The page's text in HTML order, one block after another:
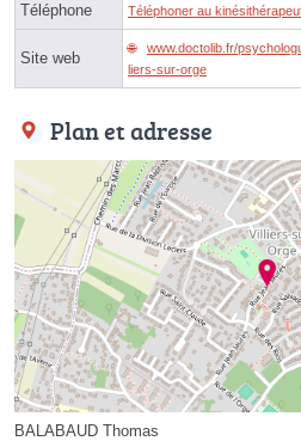
Téléphone Téléphoner au
Site web
www.doctolib.fr/
liers-sur-orge
Plan et adresse
BALABAUD Thomas